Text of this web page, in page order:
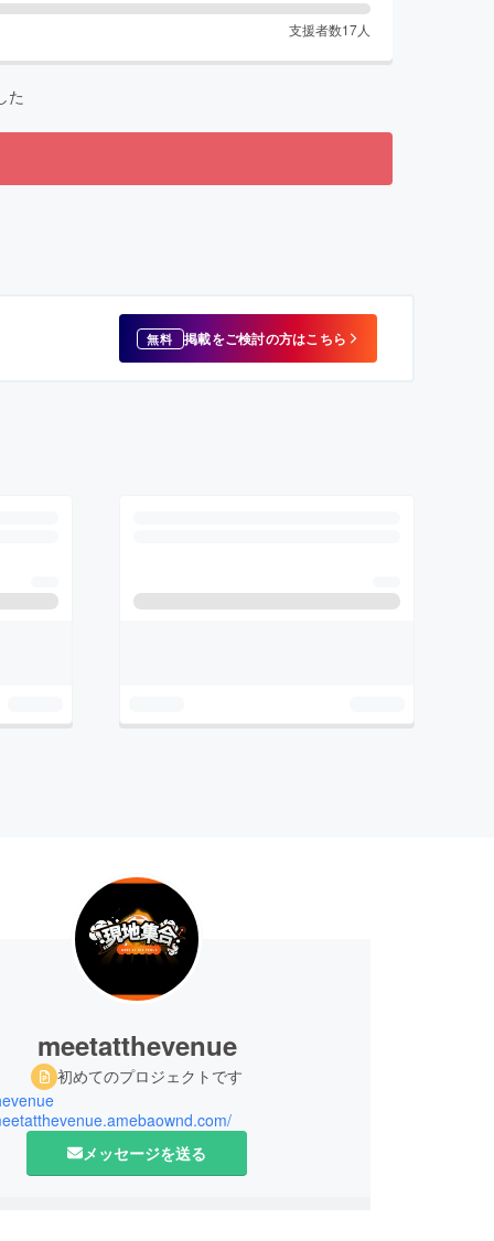
支援者数17人
た
無料 掲載をご検討の方はこちら
meetatthevenue
初めてのプロジェクトです
メッセージを送る